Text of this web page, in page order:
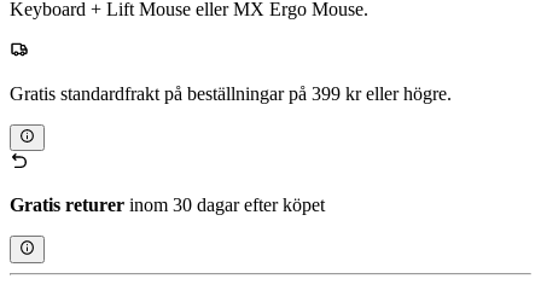
Keyboard + Lift Mouse eller MX Ergo Mouse.
Gratis standardfrakt på beställningar på 399 kr eller högre.
Gratis returer inom 30 dagar efter köpet